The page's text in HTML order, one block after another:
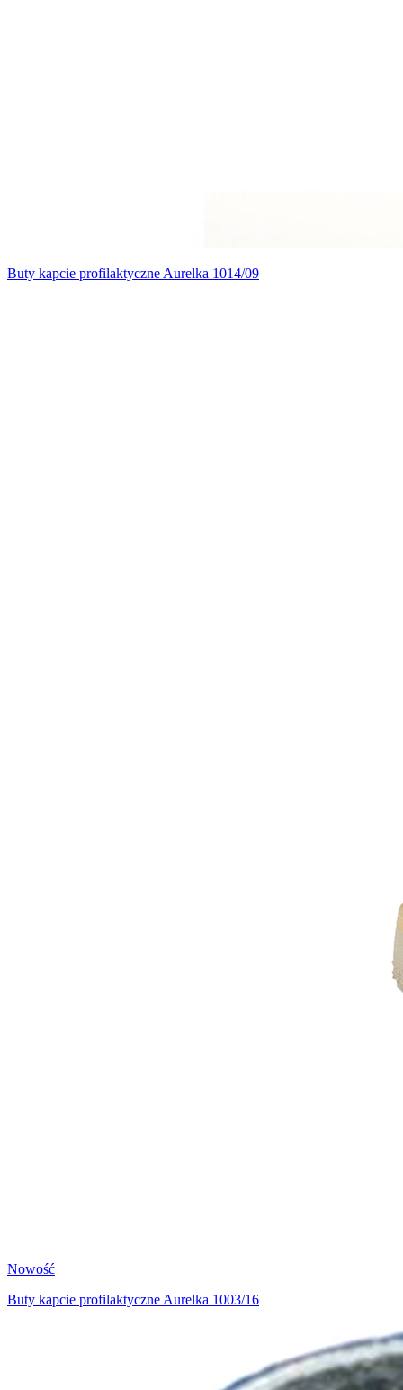
Buty kapcie profilaktyczne Aurelka 1014/09
Nowość
Buty kapcie profilaktyczne Aurelka 1003/16